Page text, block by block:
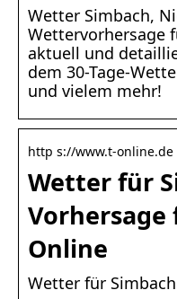
Wetter Simbach,
Wettervorhersage
aktuell und
dem 30-Tage-
und vielem mehr!
http s://www.t-online.de
Wetter für
Vorhersage
Online
Wetter für